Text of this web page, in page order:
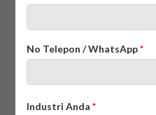
No Telepon / WhatsApp*
Industri Anda*
menemukan kelebihan dan
manajemen yang ada.